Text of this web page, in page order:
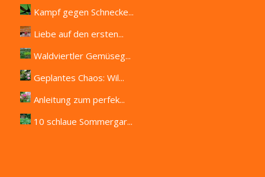
Kampf gegen Schnecke...
Liebe auf den ersten...
Waldviertler Gemüseg...
Geplantes Chaos: Wil...
Anleitung zum perfek...
10 schlaue Sommergar...